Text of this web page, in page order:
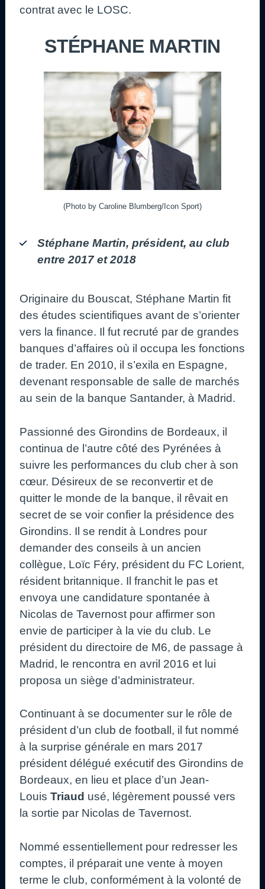
contrat avec le LOSC.
STÉPHANE MARTIN
(Photo by Caroline Blumberg/Icon Sport)
Stéphane Martin, président, au club
entre 2017 et 2018
Originaire du Bouscat, Stéphane Martin fit
des études scientifiques avant de s’orienter
vers la finance. Il fut recruté par de grandes
banques d’affaires où il occupa les fonctions
de trader. En 2010, il s’exila en Espagne,
devenant responsable de salle de marchés
au sein de la banque Santander, à Madrid.
Passionné des Girondins de Bordeaux, il
continua de l’autre côté des Pyrénées à
suivre les performances du club cher à son
cœur. Désireux de se reconvertir et de
quitter le monde de la banque, il rêvait en
secret de se voir confier la présidence des
Girondins. Il se rendit à Londres pour
demander des conseils à un ancien
collègue, Loïc Féry, président du FC Lorient,
résident britannique. Il franchit le pas et
envoya une candidature spontanée à
Nicolas de Tavernost pour affirmer son
envie de participer à la vie du club. Le
président du directoire de M6, de passage à
Madrid, le rencontra en avril 2016 et lui
proposa un siège d’administrateur.
Continuant à se documenter sur le rôle de
président d’un club de football, il fut nommé
à la surprise générale en mars 2017
président délégué exécutif des Girondins de
Bordeaux, en lieu et place d’un Jean-
Louis Triaud usé, légèrement poussé vers
la sortie par Nicolas de Tavernost.
Nommé essentiellement pour redresser les
comptes, il préparait une vente à moyen
terme le club, conformément à la volonté de